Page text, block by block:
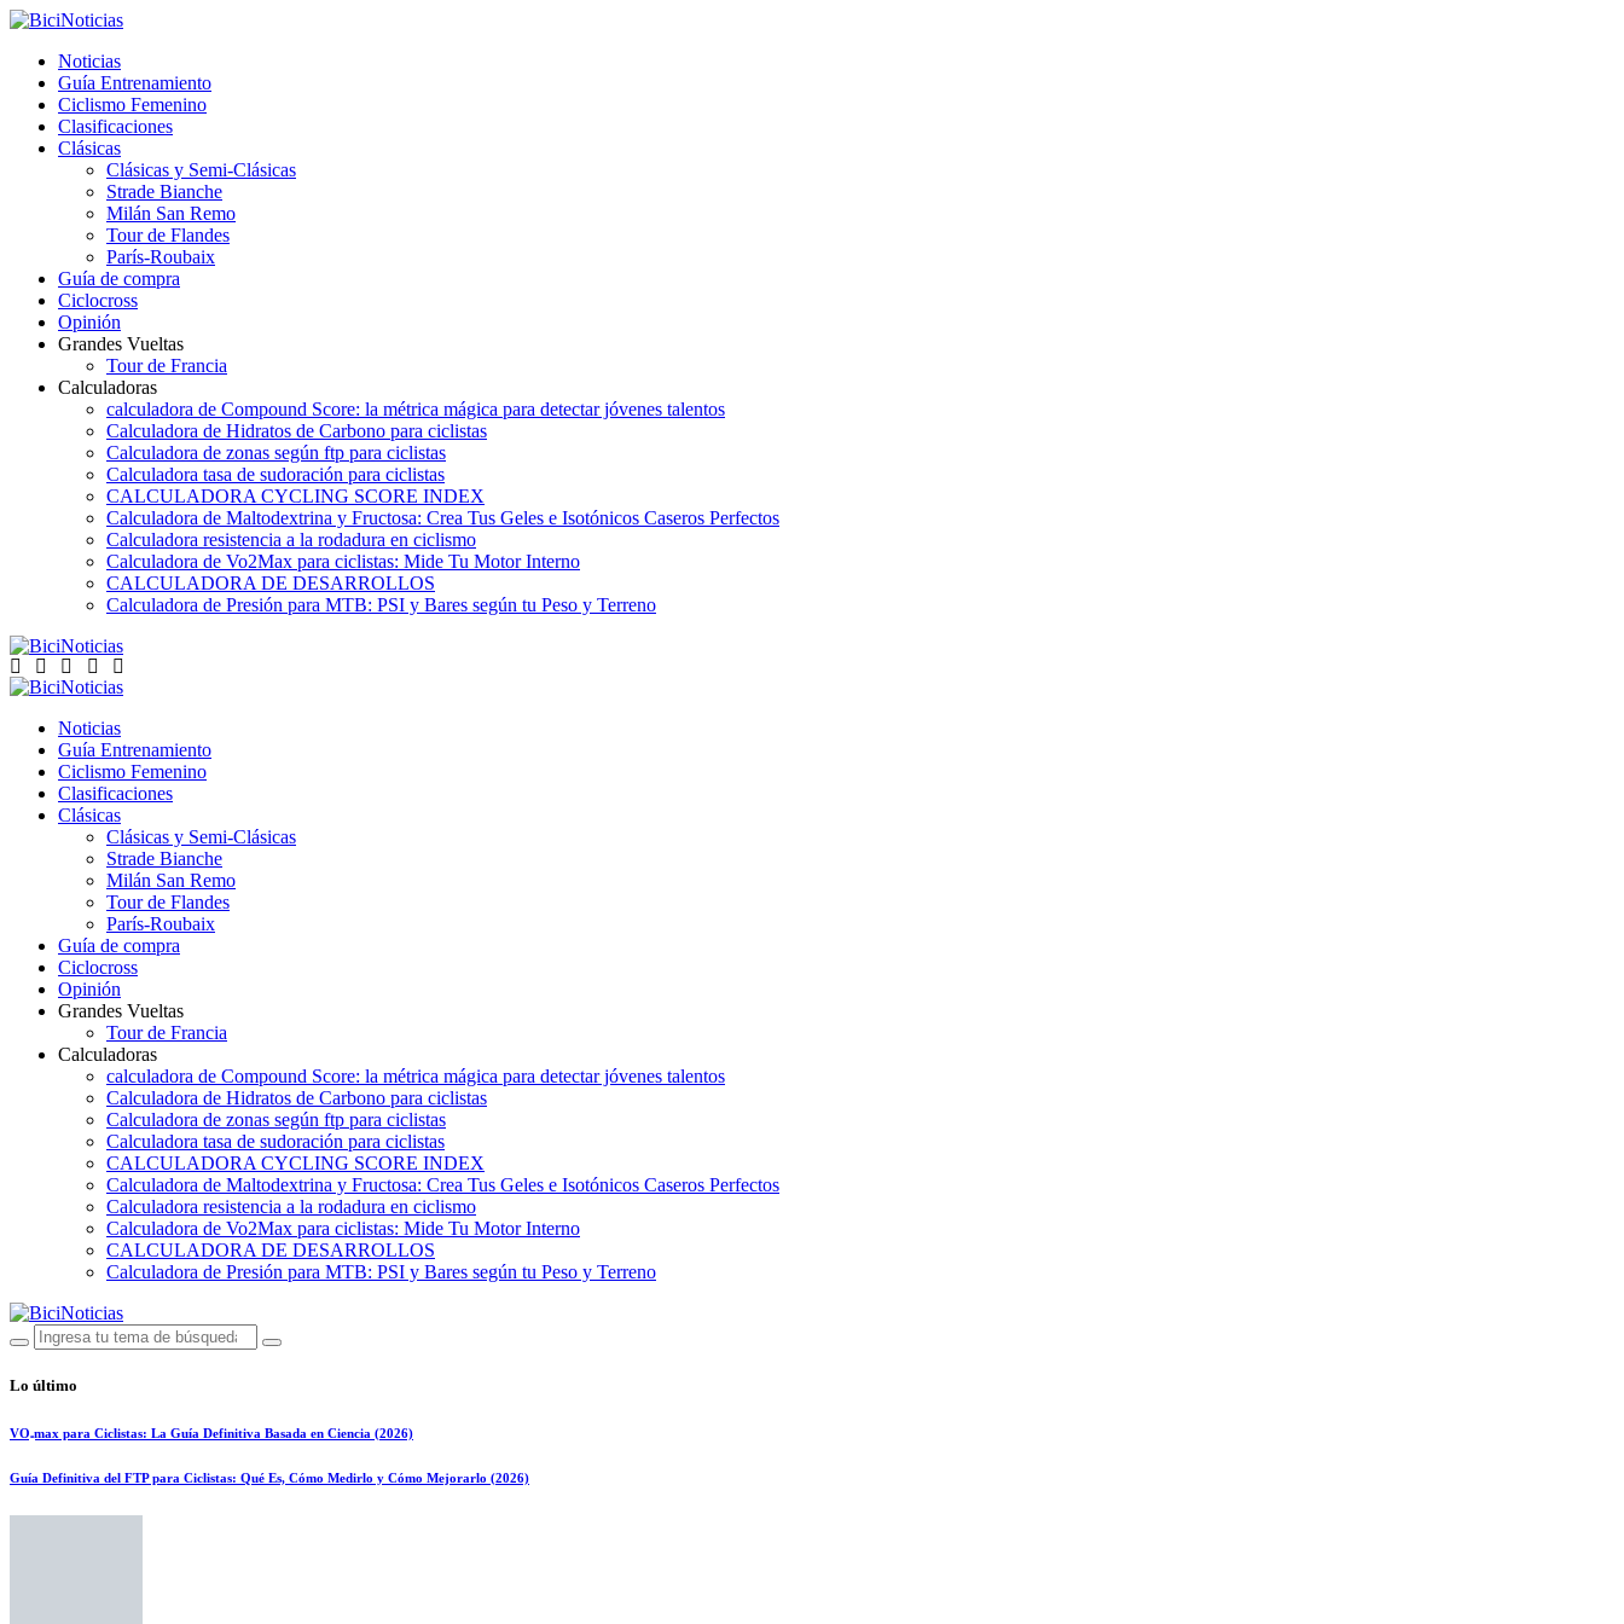
Noticias
Guía Entrenamiento
Ciclismo Femenino
Clasificaciones
Clásicas
Clásicas y Semi-Clásicas
Strade Bianche
Milán San Remo
Tour de Flandes
París-Roubaix
Guía de compra
Ciclocross
Opinión
Grandes Vueltas
Tour de Francia
Calculadoras
calculadora de Compound Score: la métrica mágica para detectar jóvenes talentos
Calculadora de Hidratos de Carbono para ciclistas
Calculadora de zonas según ftp para ciclistas
Calculadora tasa de sudoración para ciclistas
CALCULADORA CYCLING SCORE INDEX
Calculadora de Maltodextrina y Fructosa: Crea Tus Geles e Isotónicos Caseros Perfectos
Calculadora resistencia a la rodadura en ciclismo
Calculadora de Vo2Max para ciclistas: Mide Tu Motor Interno
CALCULADORA DE DESARROLLOS
Calculadora de Presión para MTB: PSI y Bares según tu Peso y Terreno
Noticias
Guía Entrenamiento
Ciclismo Femenino
Clasificaciones
Clásicas
Clásicas y Semi-Clásicas
Strade Bianche
Milán San Remo
Tour de Flandes
París-Roubaix
Guía de compra
Ciclocross
Opinión
Grandes Vueltas
Tour de Francia
Calculadoras
calculadora de Compound Score: la métrica mágica para detectar jóvenes talentos
Calculadora de Hidratos de Carbono para ciclistas
Calculadora de zonas según ftp para ciclistas
Calculadora tasa de sudoración para ciclistas
CALCULADORA CYCLING SCORE INDEX
Calculadora de Maltodextrina y Fructosa: Crea Tus Geles e Isotónicos Caseros Perfectos
Calculadora resistencia a la rodadura en ciclismo
Calculadora de Vo2Max para ciclistas: Mide Tu Motor Interno
CALCULADORA DE DESARROLLOS
Calculadora de Presión para MTB: PSI y Bares según tu Peso y Terreno
Lo último
VO₂max para Ciclistas: La Guía Definitiva Basada en Ciencia (2026)
Guía Definitiva del FTP para Ciclistas: Qué Es, Cómo Medirlo y Cómo Mejorarlo (2026)